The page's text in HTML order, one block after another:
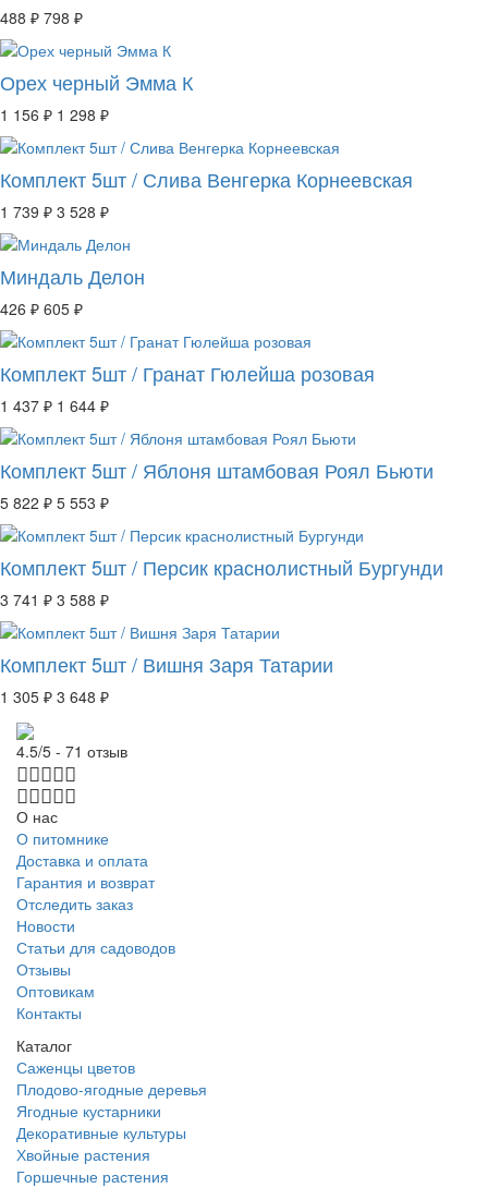
488 ₽ 798 ₽
Орех черный Эмма К
1 156 ₽ 1 298 ₽
Комплект 5шт / Слива Венгерка Корнеевская
1 739 ₽ 3 528 ₽
Миндаль Делон
426 ₽ 605 ₽
Комплект 5шт / Гранат Гюлейша розовая
1 437 ₽ 1 644 ₽
Комплект 5шт / Яблоня штамбовая Роял Бьюти
5 822 ₽ 5 553 ₽
Комплект 5шт / Персик краснолистный Бургунди
3 741 ₽ 3 588 ₽
Комплект 5шт / Вишня Заря Татарии
1 305 ₽ 3 648 ₽
4.5/5 - 71 отзыв
О нас
О питомнике
Доставка и оплата
Гарантия и возврат
Отследить заказ
Новости
Статьи для садоводов
Отзывы
Оптовикам
Контакты
Каталог
Саженцы цветов
Плодово-ягодные деревья
Ягодные кустарники
Декоративные культуры
Хвойные растения
Горшечные растения